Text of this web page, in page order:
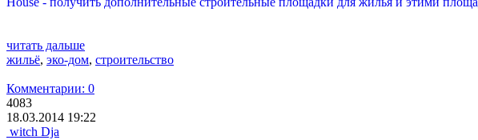
читать дальше
жильё, эко-дом, строительство
Комментарии: 0
4083
18.03.2014 19:22
witch Dja